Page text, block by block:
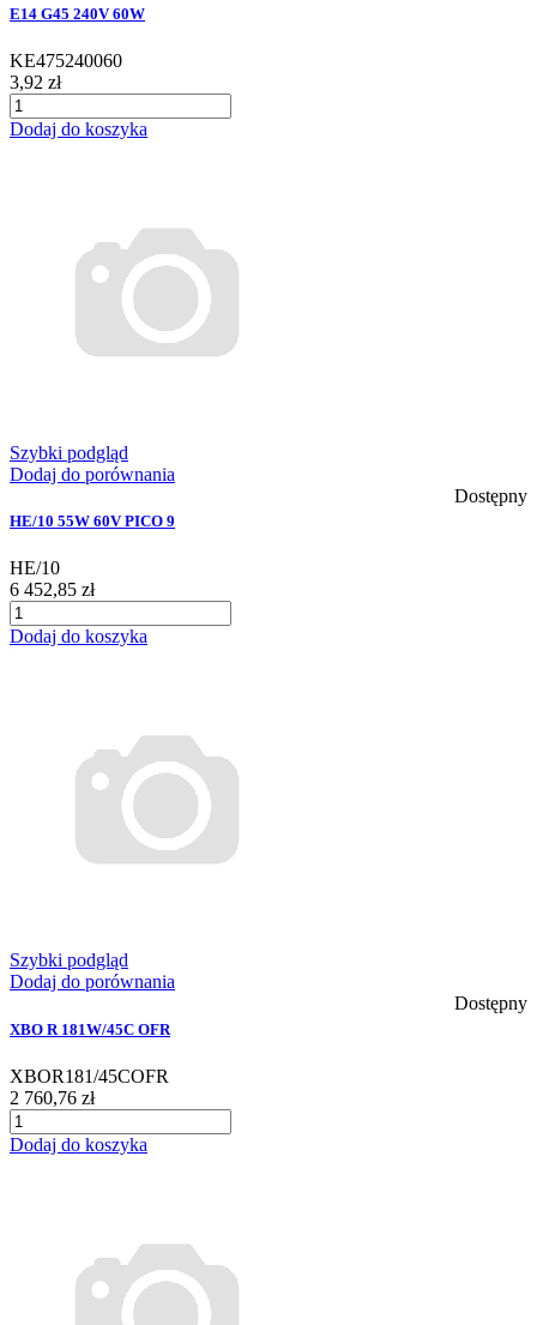
E14 G45 240V 60W
KE475240060
3,92 zł
Dodaj do koszyka
Szybki podgląd
Dodaj do porównania
Dostępny
HE/10 55W 60V PICO 9
HE/10
6 452,85 zł
Dodaj do koszyka
Szybki podgląd
Dodaj do porównania
Dostępny
XBO R 181W/45C OFR
XBOR181/45COFR
2 760,76 zł
Dodaj do koszyka